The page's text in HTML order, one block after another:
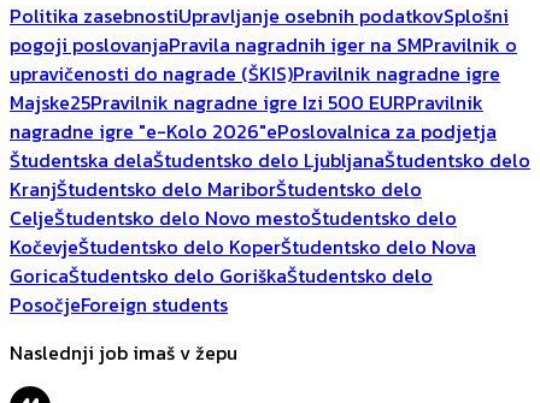
Politika zasebnostiUpravljanje osebnih podatkovSplošni
pogoji poslovanjaPravila nagradnih iger na SMPravilnik o
upravičenosti do nagrade (ŠKIS)Pravilnik nagradne igre
Majske25Pravilnik nagradne igre Izi 500 EURPravilnik
nagradne igre "e-Kolo 2026"ePoslovalnica za podjetja
Študentska delaŠtudentsko delo LjubljanaŠtudentsko delo
KranjŠtudentsko delo MariborŠtudentsko delo
CeljeŠtudentsko delo Novo mestoŠtudentsko delo
KočevjeŠtudentsko delo KoperŠtudentsko delo Nova
GoricaŠtudentsko delo GoriškaŠtudentsko delo
PosočjeForeign students
Naslednji job imaš v žepu